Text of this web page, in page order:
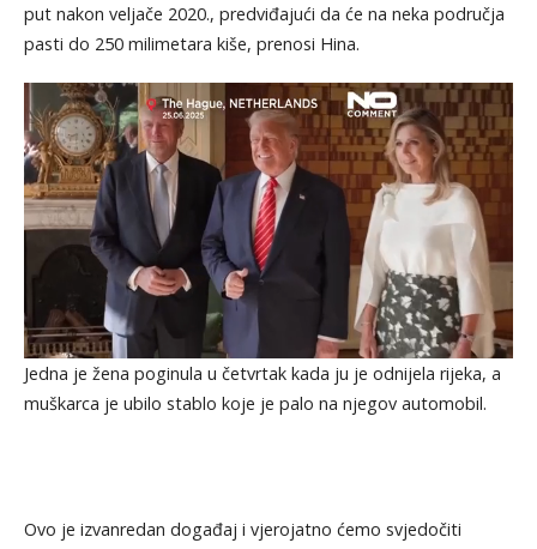
put nakon veljače 2020., predviđajući da će na neka područja
pasti do 250 milimetara kiše, prenosi Hina.
Jedna je žena poginula u četvrtak kada ju je odnijela rijeka, a
muškarca je ubilo stablo koje je palo na njegov automobil.
Ovo je izvanredan događaj i vjerojatno ćemo svjedočiti